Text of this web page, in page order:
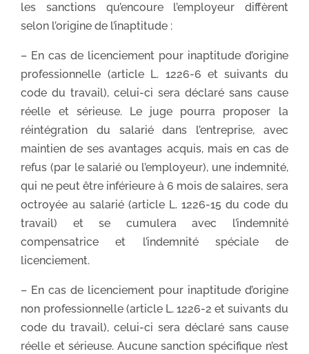
les sanctions qu’encoure l’employeur diffèrent
selon l’origine de l’inaptitude :
– En cas de licenciement pour inaptitude d’origine
professionnelle (article L. 1226-6 et suivants du
code du travail), celui-ci sera déclaré sans cause
réelle et sérieuse. Le juge pourra proposer la
réintégration du salarié dans l’entreprise, avec
maintien de ses avantages acquis, mais en cas de
refus (par le salarié ou l’employeur), une indemnité,
qui ne peut être inférieure à 6 mois de salaires, sera
octroyée au salarié (article L. 1226-15 du code du
travail) et se cumulera avec l’indemnité
compensatrice et l’indemnité spéciale de
licenciement.
– En cas de licenciement pour inaptitude d’origine
non professionnelle (article L. 1226-2 et suivants du
code du travail), celui-ci sera déclaré sans cause
réelle et sérieuse. Aucune sanction spécifique n’est